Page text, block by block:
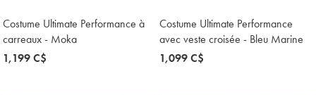
Costume Ultimate Performance à
carreaux - Moka
now
1,199 C$
Costume Ultimate Performance
avec veste croisée - Bleu Marine
now
1,099 C$